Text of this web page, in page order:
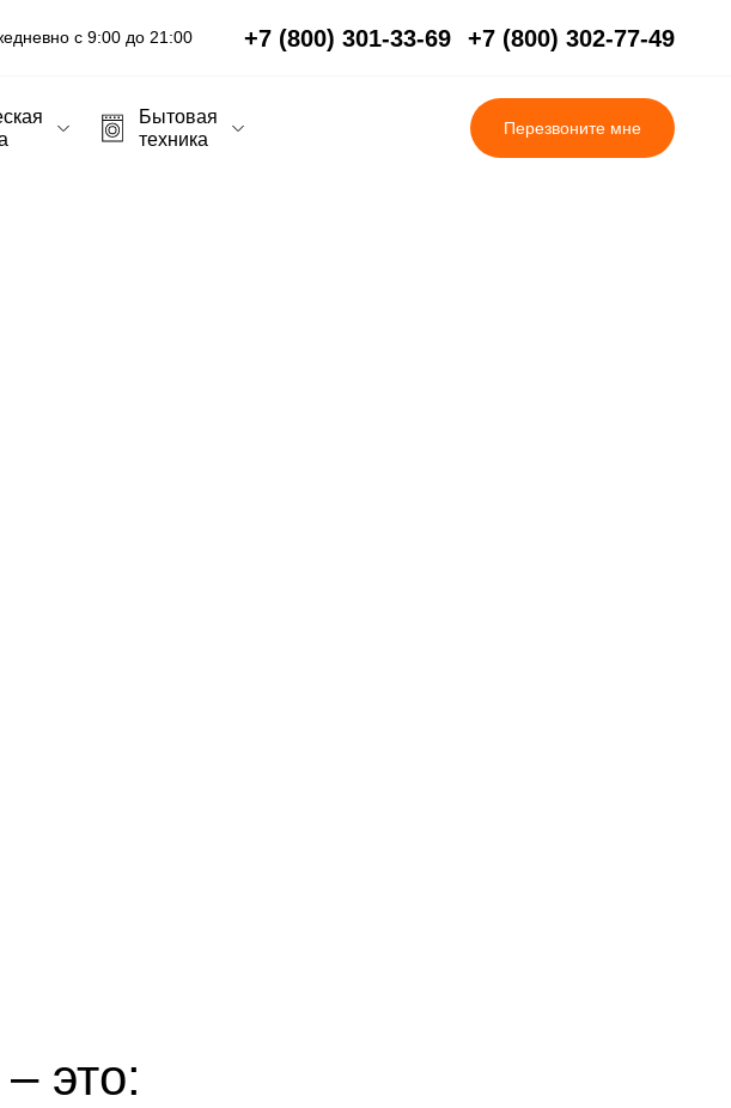
с 9:00 до 21:00 +7 (800) 301-33-69 +7 (800) 302-77-49
Бытовая
техника
Перезвоните мне
это: